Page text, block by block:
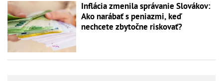
Inflácia zmenila správanie Slovákov:
Ako narábať s peniazmi, keď
nechcete zbytočne riskovať?